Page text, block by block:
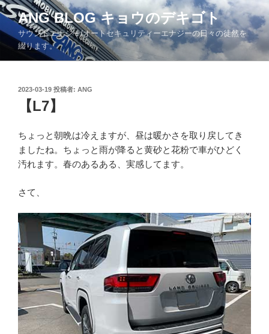
コ
ン
テ
ツ
ANG BLOG キョウのデキゴト
サウンドエナジー/オートセキュリティーエナジーの日々の徒然を
綴ります。
投
2023-03-19 投稿者: ANG
【L7】
ちょっと朝晩は冷えますが、昼は暖かさを取り戻してき
ましたね。ちょっと雨が降ると黄砂と花粉で車がひどく
汚れます。春のあるある、実感してます。
さて、